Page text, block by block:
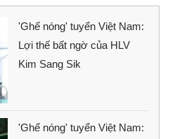
'Ghế nóng' tuyển Việt Nam:
Lợi thế bất ngờ của HLV
Kim Sang Sik
'Ghế nóng' tuyển Việt Nam: